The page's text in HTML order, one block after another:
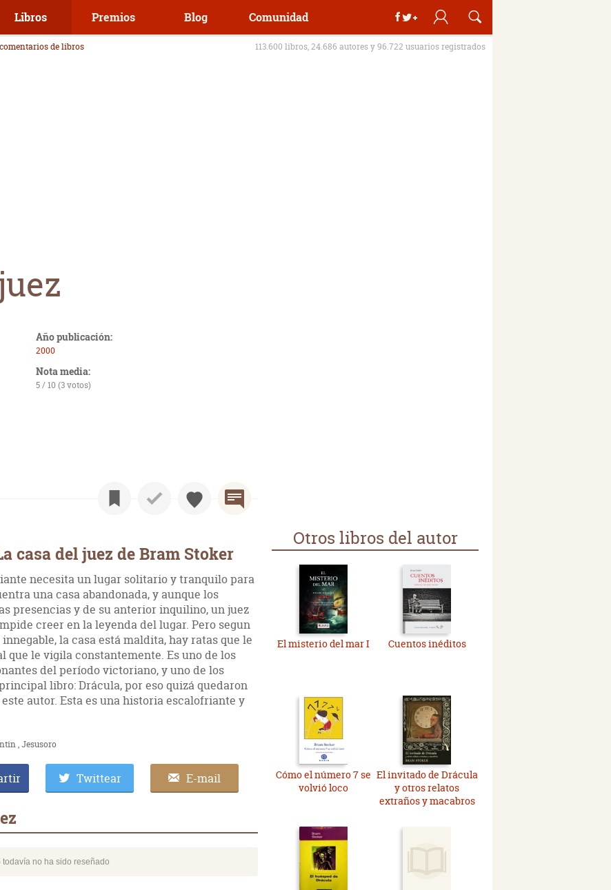
Libros Premios Blog Comunidad
de libros
113.600 libros, 24.686 autores y 96.722 usuarios registrados
Año publicación:
2000
Nota media:
5 / 10 (3 votos)
casa del juez de Bram Stoker
necesita un lugar solitario y tranquilo para
una casa abandonada, y aunque los
presencias y de su anterior inquilino, un juez
creer en la leyenda del lugar. Pero segun
la casa está maldita, hay ratas que le
que le vigila constantemente. Es uno de los
del período victoriano, y uno de los
libro: Drácula, por eso quizá quedaron
autor. Esta es una historia escalofriante y
Jesusoro
Twittear E-mail
todavía no ha sido reseñado
Otros libros del autor
El misterio del mar I Cuentos inéditos
Cómo el número 7 se
volvió loco
El invitado de Drácula
y otros relatos
extraños y macabros